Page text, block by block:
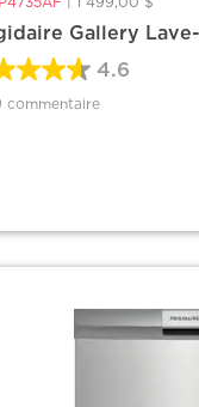
Gallery
4.6
commentaire